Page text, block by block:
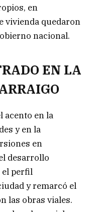
en
vivienda quedaron
nacional.
EN LA
acento en la
y en la
en
desarrollo
el perfil
y remarcó el
las obras viales.